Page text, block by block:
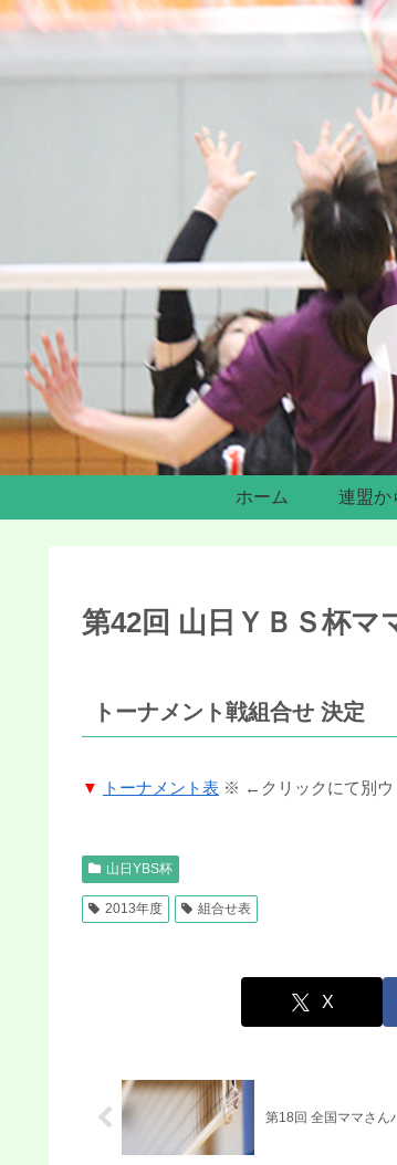
ホーム 連盟か
第42回 山日ＹＢＳ杯
トーナメント戦組合せ 決定
▼ トーナメント表 ※ ←クリックにて別ウ
山日YBS杯
2013年度 組合せ表
X
第18回 全国ママさん